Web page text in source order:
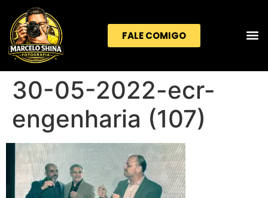
FALE COMIGO
30-05-2022-ecr-
engenharia (107)